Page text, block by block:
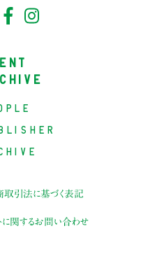
取引法に基づく表記
に関するお問い合わせ